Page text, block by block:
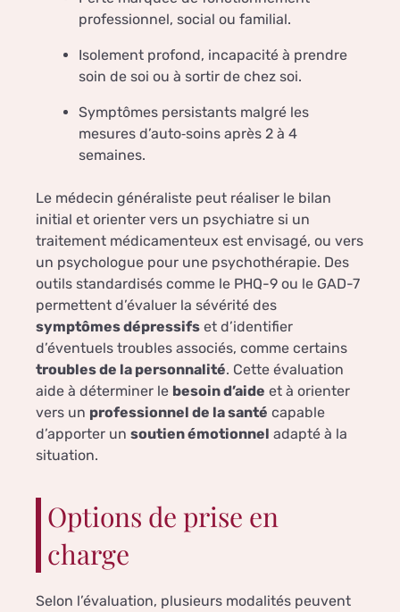
professionnel, social ou familial.
Isolement profond, incapacité à prendre
soin de soi ou à sortir de chez soi.
Symptômes persistants malgré les
mesures d’auto‑soins après 2 à 4
semaines.
Le médecin généraliste peut réaliser le bilan
initial et orienter vers un psychiatre si un
traitement médicamenteux est envisagé, ou vers
un psychologue pour une psychothérapie. Des
outils standardisés comme le PHQ-9 ou le GAD-7
permettent d’évaluer la sévérité des
symptômes dépressifs et d’identifier
d’éventuels troubles associés, comme certains
troubles de la personnalité. Cette évaluation
aide à déterminer le besoin d’aide et à orienter
vers un professionnel de la santé capable
d’apporter un soutien émotionnel adapté à la
situation.
Options de prise en
charge
Selon l’évaluation, plusieurs modalités peuvent